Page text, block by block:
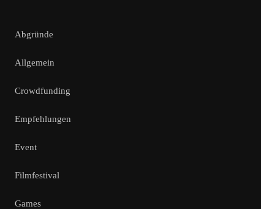
Abgründe
Allgemein
Crowdfunding
Empfehlungen
Event
Filmfestival
Games